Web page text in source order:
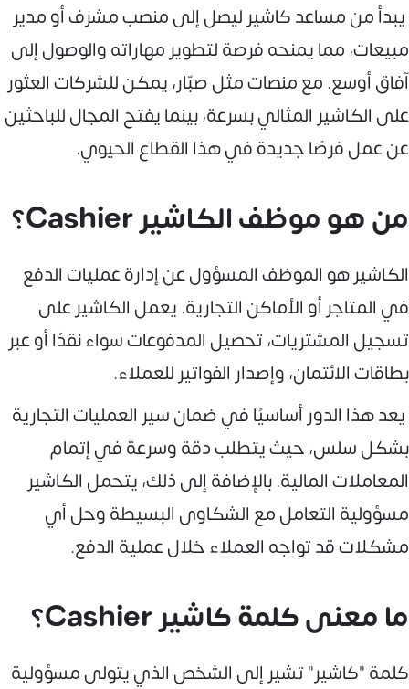
يبدأ من مساعد كاشير ليصل إلى منصب مشرف أو مدير
مبيعات، مما يمنحه فرصة لتطوير مهاراته والوصول إلى
آفاق أوسع. مع منصات مثل صبّار، يمكن للشركات العثور
على الكاشير المثالي بسرعة، بينما يفتح المجال للباحثين
عن عمل فرصًا جديدة في هذا القطاع الحيوي.
من هو موظف الكاشير Cashier؟
الكاشير هو الموظف المسؤول عن إدارة عمليات الدفع
في المتاجر أو الأماكن التجارية. يعمل الكاشير على
تسجيل المشتريات، تحصيل المدفوعات سواء نقدًا أو عبر
بطاقات الائتمان، وإصدار الفواتير للعملاء.
يعد هذا الدور أساسيًا في ضمان سير العمليات التجارية
بشكل سلس، حيث يتطلب دقة وسرعة في إتمام
المعاملات المالية. بالإضافة إلى ذلك، يتحمل الكاشير
مسؤولية التعامل مع الشكاوى البسيطة وحل أي
مشكلات قد تواجه العملاء خلال عملية الدفع.
ما معنى كلمة كاشير Cashier؟
كلمة "كاشير" تشير إلى الشخص الذي يتولى مسؤولية